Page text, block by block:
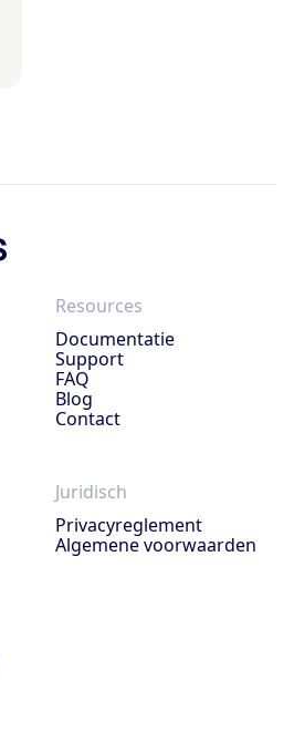
Resources
Documentatie
Support
FAQ
Blog
Contact
Juridisch
Privacyreglement
Algemene voorwaarden